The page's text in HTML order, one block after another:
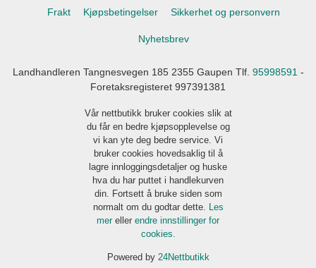
Frakt Kjøpsbetingelser Sikkerhet og personvern
Nyhetsbrev
Landhandleren Tangnesvegen 185 2355 Gaupen Tlf. 95998591 -
Foretaksregisteret 997391381
Vår nettbutikk bruker cookies slik at
du får en bedre kjøpsopplevelse og
vi kan yte deg bedre service. Vi
bruker cookies hovedsaklig til å
lagre innloggingsdetaljer og huske
hva du har puttet i handlekurven
din. Fortsett å bruke siden som
normalt om du godtar dette. Les
mer eller endre innstillinger for
cookies.
Powered by 24Nettbutikk